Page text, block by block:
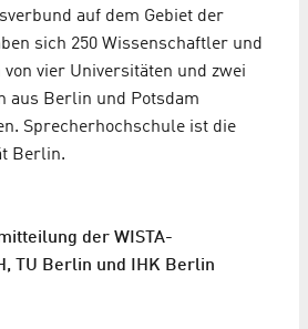
auf dem Gebiet der
sich 250 Wissenschaftler und
vier Universitäten und zwei
aus Berlin und Potsdam
Sprecherhochschule ist die
Berlin.
der WISTA-
TU Berlin und IHK Berlin